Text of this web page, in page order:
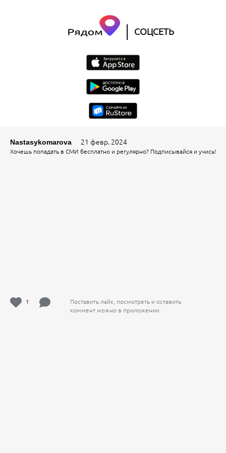
| СОЦСЕТЬ
Nastasykomarova 21 февр. 2024
Хочешь попадать в СМИ бесплатно и регулярно? Подписывайся и учись!
1
Поставить лайк, посмотреть и оставить
коммент можно в приложении